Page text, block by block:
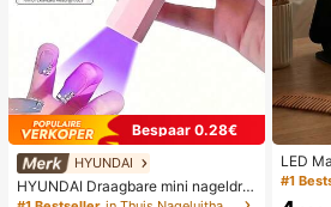
Bespaar 0.28€
HYUNDAI
HYUNDAI Draagbare mini nageldro
ger, oplaadbare handlamp UV/LED
LED
smodi,
gbaar
#1